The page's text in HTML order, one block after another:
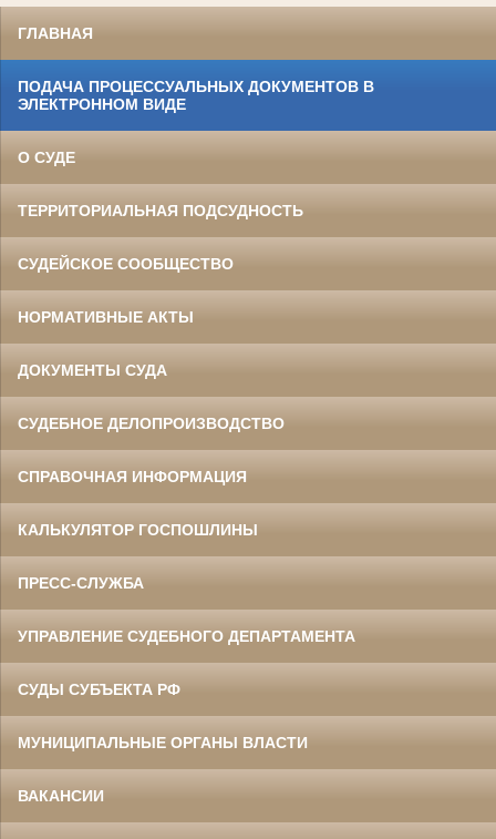
ГЛАВНАЯ
ПОДАЧА ПРОЦЕССУАЛЬНЫХ ДОКУМЕНТОВ В
ЭЛЕКТРОННОМ ВИДЕ
О СУДЕ
ТЕРРИТОРИАЛЬНАЯ ПОДСУДНОСТЬ
СУДЕЙСКОЕ СООБЩЕСТВО
НОРМАТИВНЫЕ АКТЫ
ДОКУМЕНТЫ СУДА
СУДЕБНОЕ ДЕЛОПРОИЗВОДСТВО
СПРАВОЧНАЯ ИНФОРМАЦИЯ
КАЛЬКУЛЯТОР ГОСПОШЛИНЫ
ПРЕСС-СЛУЖБА
УПРАВЛЕНИЕ СУДЕБНОГО ДЕПАРТАМЕНТА
СУДЫ СУБЪЕКТА РФ
МУНИЦИПАЛЬНЫЕ ОРГАНЫ ВЛАСТИ
ВАКАНСИИ